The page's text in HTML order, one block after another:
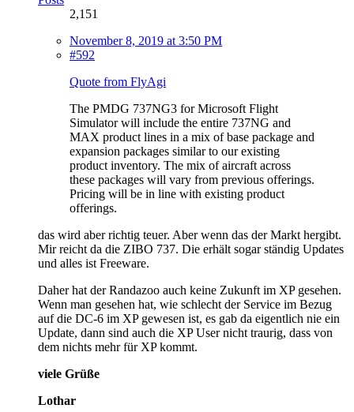
2,151
November 8, 2019 at 3:50 PM
#592
Quote from FlyAgi
The PMDG 737NG3 for Microsoft Flight
Simulator will include the entire 737NG and
MAX product lines in a mix of base package and
expansion packages similar to our existing
product inventory. The mix of aircraft across
these packages will vary from previous offerings.
Pricing will be in line with existing product
offerings.
das wird aber richtig teuer. Aber wenn das der Markt hergibt.
Mir reicht da die ZIBO 737. Die erhält sogar ständig Updates
und alles ist Freeware.
Daher hat der Randazoo auch keine Zukunft im XP gesehen.
Wenn man gesehen hat, wie schlecht der Service im Bezug
auf die DC-6 im XP gewesen ist, es gab da eigentlich nie ein
Update, dann sind auch die XP User nicht traurig, dass von
dem nichts mehr für XP kommt.
viele Grüße
Lothar